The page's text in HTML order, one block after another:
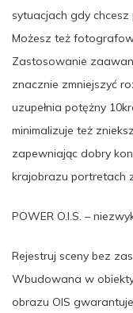
sytuacjach gdy
Możesz też
Zastosowanie
znacznie zmniejszyć
uzupełnia potężny
minimalizuje też
zapewniając dobry
krajobrazu portretach
POWER O.I.S. –
Rejestruj sceny bez
Wbudowana w
obrazu OIS